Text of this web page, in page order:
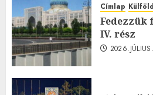
Címlap Külföld
Fedezzük
IV. rész